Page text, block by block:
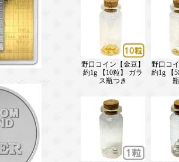
野口コイン【金豆】
約1g 【10粒】 ガラ
ス瓶つき
野口コ
約1g 【